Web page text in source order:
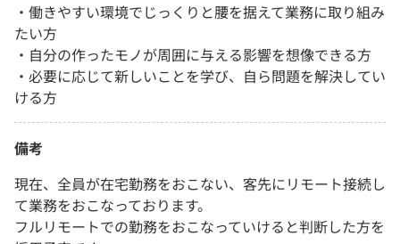
・働きやすい環境でじっくりと腰を据えて業務に取り組み
たい方
・自分の作ったモノが周囲に与える影響を想像できる方
・必要に応じて新しいことを学び、自ら問題を解決してい
ける方
備考
現在、全員が在宅勤務をおこない、客先にリモート接続し
て業務をおこなっております。
フルリモートでの勤務をおこなっていけると判断した方を